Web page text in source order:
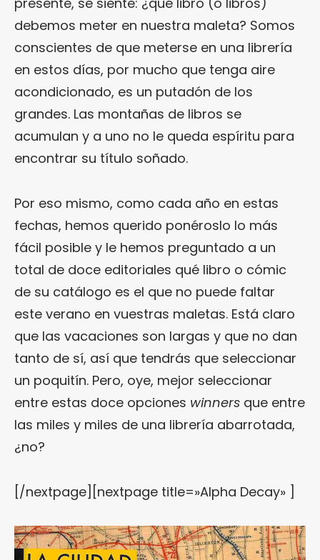
debemos meter en nuestra maleta? Somos
conscientes de que meterse en una librería
en estos días, por mucho que tenga aire
acondicionado, es un putadón de los
grandes. Las montañas de libros se
acumulan y a uno no le queda espíritu para
encontrar su título soñado.
Por eso mismo, como cada año en estas
fechas, hemos querido ponéroslo lo más
fácil posible y le hemos preguntado a un
total de doce editoriales qué libro o cómic
de su catálogo es el que no puede faltar
este verano en vuestras maletas. Está claro
que las vacaciones son largas y que no dan
tanto de sí, así que tendrás que seleccionar
un poquitín. Pero, oye, mejor seleccionar
entre estas doce opciones winners que entre
las miles y miles de una librería abarrotada,
¿no?
[/nextpage][nextpage title=»Alpha Decay» ]